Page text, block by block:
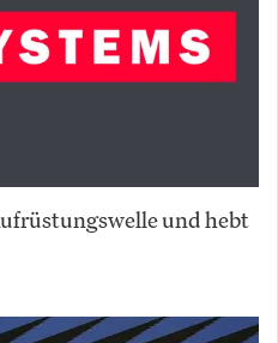
und hebt